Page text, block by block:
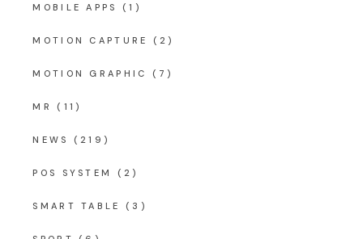
MOBILE APPS (1)
MOTION CAPTURE (2)
MOTION GRAPHIC (7)
MR (11)
NEWS (219)
POS SYSTEM (2)
SMART TABLE (3)